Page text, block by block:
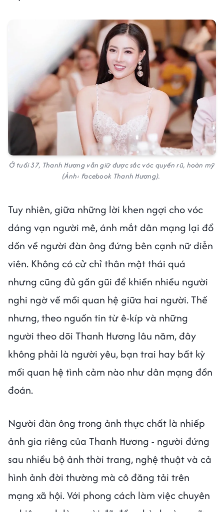
Ở tuổi 37, Thanh Hương vẫn giữ được sắc vóc quyến rũ, hoàn mỹ
(Ảnh: Facebook Thanh Hương).
Tuy nhiên, giữa những lời khen ngợi cho vóc
dáng vạn người mê, ánh mắt dân mạng lại đổ
dồn về người đàn ông đứng bên cạnh nữ diễn
viên. Không có cử chỉ thân mật thái quá
nhưng cũng đủ gần gũi để khiến nhiều người
nghi ngờ về mối quan hệ giữa hai người. Thế
nhưng, theo nguồn tin từ ê-kíp và những
người theo dõi Thanh Hương lâu năm, đây
không phải là người yêu, bạn trai hay bất kỳ
mối quan hệ tình cảm nào như dân mạng đồn
đoán.
Người đàn ông trong ảnh thực chất là nhiếp
ảnh gia riêng của Thanh Hương - người đứng
sau nhiều bộ ảnh thời trang, nghệ thuật và cả
hình ảnh đời thường mà cô đăng tải trên
mạng xã hội. Với phong cách làm việc chuyên